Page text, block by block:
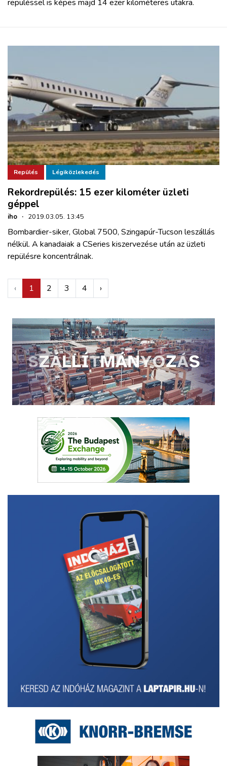
repüléssel is képes majd 14 ezer kilométeres utakra.
Repülés Légiközlekedés
Rekordrepülés: 15 ezer kilométer üzleti
géppel
iho · 2019.03.05. 13:45
Bombardier-siker, Global 7500, Szingapúr-Tucson leszállás
nélkül. A kanadaiak a CSeries kiszervezése után az üzleti
repülésre koncentrálnak.
‹ 1 2 3 4 ›